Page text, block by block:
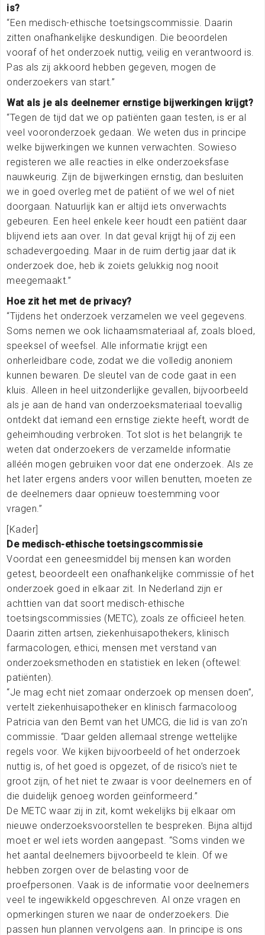
is?
“Een medisch-ethische toetsingscommissie. Daarin
zitten onafhankelijke deskundigen. Die beoordelen
vooraf of het onderzoek nuttig, veilig en verantwoord is.
Pas als zij akkoord hebben gegeven, mogen de
onderzoekers van start.”
Wat als je als deelnemer ernstige bijwerkingen krijgt?
“Tegen de tijd dat we op patiënten gaan testen, is er al
veel vooronderzoek gedaan. We weten dus in principe
welke bijwerkingen we kunnen verwachten. Sowieso
registeren we alle reacties in elke onderzoeksfase
nauwkeurig. Zijn de bijwerkingen ernstig, dan besluiten
we in goed overleg met de patiënt of we wel of niet
doorgaan. Natuurlijk kan er altijd iets onverwachts
gebeuren. Een heel enkele keer houdt een patiënt daar
blijvend iets aan over. In dat geval krijgt hij of zij een
schadevergoeding. Maar in de ruim dertig jaar dat ik
onderzoek doe, heb ik zoiets gelukkig nog nooit
meegemaakt.”
Hoe zit het met de privacy?
“Tijdens het onderzoek verzamelen we veel gegevens.
Soms nemen we ook lichaamsmateriaal af, zoals bloed,
speeksel of weefsel. Alle informatie krijgt een
onherleidbare code, zodat we die volledig anoniem
kunnen bewaren. De sleutel van de code gaat in een
kluis. Alleen in heel uitzonderlijke gevallen, bijvoorbeeld
als je aan de hand van onderzoeksmateriaal toevallig
ontdekt dat iemand een ernstige ziekte heeft, wordt de
geheimhouding verbroken. Tot slot is het belangrijk te
weten dat onderzoekers de verzamelde informatie
alléén mogen gebruiken voor dat ene onderzoek. Als ze
het later ergens anders voor willen benutten, moeten ze
de deelnemers daar opnieuw toestemming voor
vragen.”
[Kader]
De medisch-ethische toetsingscommissie
Voordat een geneesmiddel bij mensen kan worden
getest, beoordeelt een onafhankelijke commissie of het
onderzoek goed in elkaar zit. In Nederland zijn er
achttien van dat soort medisch-ethische
toetsingscommissies (METC), zoals ze officieel heten.
Daarin zitten artsen, ziekenhuisapothekers, klinisch
farmacologen, ethici, mensen met verstand van
onderzoeksmethoden en statistiek en leken (oftewel:
patiënten).
“Je mag echt niet zomaar onderzoek op mensen doen”,
vertelt ziekenhuisapotheker en klinisch farmacoloog
Patricia van den Bemt van het UMCG, die lid is van zo’n
commissie. “Daar gelden allemaal strenge wettelijke
regels voor. We kijken bijvoorbeeld of het onderzoek
nuttig is, of het goed is opgezet, of de risico’s niet te
groot zijn, of het niet te zwaar is voor deelnemers en of
die duidelijk genoeg worden geïnformeerd.”
De METC waar zij in zit, komt wekelijks bij elkaar om
nieuwe onderzoeksvoorstellen te bespreken. Bijna altijd
moet er wel iets worden aangepast. “Soms vinden we
het aantal deelnemers bijvoorbeeld te klein. Of we
hebben zorgen over de belasting voor de
proefpersonen. Vaak is de informatie voor deelnemers
veel te ingewikkeld opgeschreven. Al onze vragen en
opmerkingen sturen we naar de onderzoekers. Die
passen hun plannen vervolgens aan. In principe is ons